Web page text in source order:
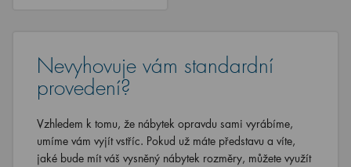
Nevyhovuje vám standardní
provedení?
Vzhledem k tomu, že nábytek opravdu sami vyrábíme,
umíme vám vyjít vstříc. Pokud už máte představu a víte,
jaké bude mít váš vysněný nábytek rozměry, můžete využít